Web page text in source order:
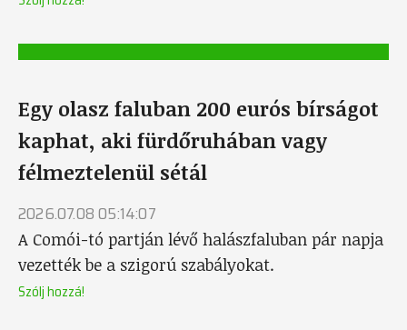
Egy olasz faluban 200 eurós bírságot
kaphat, aki fürdőruhában vagy
félmeztelenül sétál
2026.07.08 05:14:07
A Comói-tó partján lévő halászfaluban pár napja
vezették be a szigorú szabályokat.
Szólj hozzá!